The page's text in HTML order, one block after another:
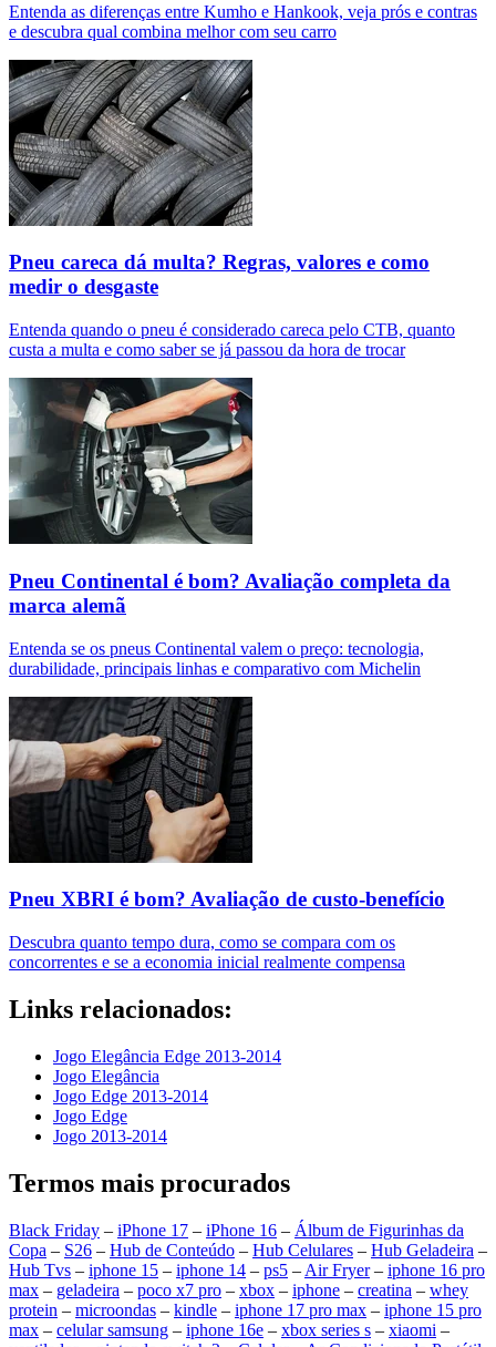
Entenda as diferenças entre Kumho e Hankook, veja prós e contras
e descubra qual combina melhor com seu carro
Pneu careca dá multa? Regras, valores e como
medir o desgaste
Entenda quando o pneu é considerado careca pelo CTB, quanto
custa a multa e como saber se já passou da hora de trocar
Pneu Continental é bom? Avaliação completa da
marca alemã
Entenda se os pneus Continental valem o preço: tecnologia,
durabilidade, principais linhas e comparativo com Michelin
Pneu XBRI é bom? Avaliação de custo-benefício
Descubra quanto tempo dura, como se compara com os
concorrentes e se a economia inicial realmente compensa
Links relacionados:
Jogo Elegância Edge 2013-2014
Jogo Elegância
Jogo Edge 2013-2014
Jogo Edge
Jogo 2013-2014
Termos mais procurados
Black Friday – iPhone 17 – iPhone 16 – Álbum de Figurinhas da
Copa – S26 – Hub de Conteúdo – Hub Celulares – Hub Geladeira –
Hub Tvs – iphone 15 – iphone 14 – ps5 – Air Fryer– iphone 16 pro
max – geladeira – poco x7 pro – xbox – iphone – creatina – whey
protein – microondas – kindle – iphone 17 pro max – iphone 15 pro
max – celular samsung – iphone 16e – xbox series s – xiaomi –